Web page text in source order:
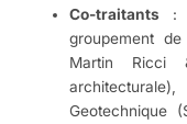
Co-traitants :
groupement
Martin Ricci
Geotechnique